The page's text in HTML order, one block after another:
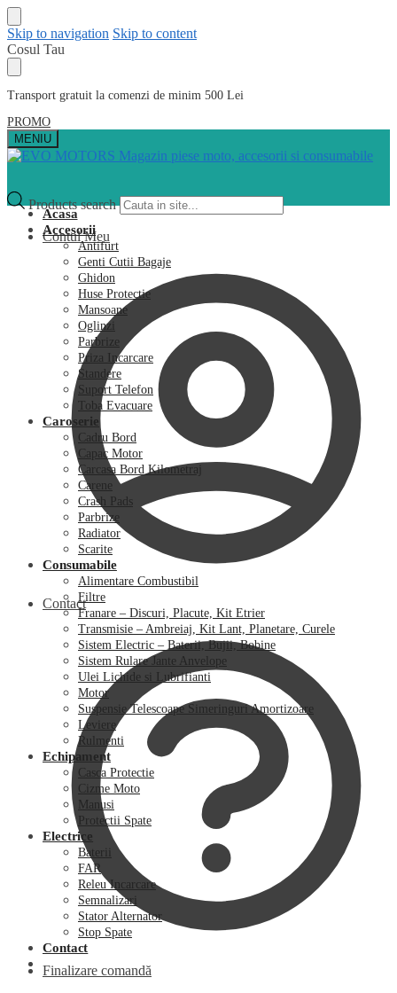
Skip to navigation Skip to content
Cosul Tau
Transport gratuit la comenzi de minim 500 Lei
PROMO
MENIU
Products search
Contul Meu
Contact
Finalizare comandă
Acasa
Accesorii
Antifurt
Genti Cutii Bagaje
Ghidon
Huse Protectie
Mansoane
Oglinzi
Parbrize
Priza Incarcare
Standere
Suport Telefon
Toba Evacuare
Caroserie
Cadru Bord
Capac Motor
Carcasa Bord Kilometraj
Carene
Crash Pads
Parbrize
Radiator
Scarite
Consumabile
Alimentare Combustibil
Filtre
Franare – Discuri, Placute, Kit Etrier
Transmisie – Ambreiaj, Kit Lant, Planetare, Curele
Sistem Electric – Baterii, Bujii, Bobine
Sistem Rulare Jante Anvelope
Ulei Lichide si Lubrifianti
Motor
Suspensie Telescoape Simeringuri Amortizoare
Leviere
Rulmenti
Echipament
Casca Protectie
Cizme Moto
Manusi
Protectii Spate
Electrice
Baterii
FAR
Releu Incarcare
Semnalizari
Stator Alternator
Stop Spate
Contact